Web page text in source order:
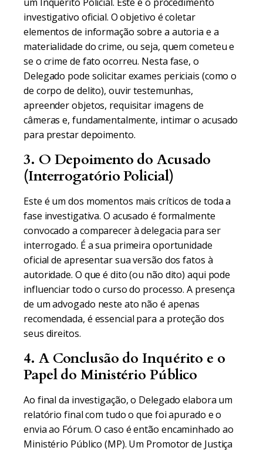
investigativo oficial. O objetivo é coletar
elementos de informação sobre a autoria e a
materialidade do crime, ou seja, quem cometeu e
se o crime de fato ocorreu. Nesta fase, o
Delegado pode solicitar exames periciais (como o
de corpo de delito), ouvir testemunhas,
apreender objetos, requisitar imagens de
câmeras e, fundamentalmente, intimar o acusado
para prestar depoimento.
3. O Depoimento do Acusado
(Interrogatório Policial)
Este é um dos momentos mais críticos de toda a
fase investigativa. O acusado é formalmente
convocado a comparecer à delegacia para ser
interrogado. É a sua primeira oportunidade
oficial de apresentar sua versão dos fatos à
autoridade. O que é dito (ou não dito) aqui pode
influenciar todo o curso do processo. A presença
de um advogado neste ato não é apenas
recomendada, é essencial para a proteção dos
seus direitos.
4. A Conclusão do Inquérito e o
Papel do Ministério Público
Ao final da investigação, o Delegado elabora um
relatório final com tudo o que foi apurado e o
envia ao Fórum. O caso é então encaminhado ao
Ministério Público (MP). Um Promotor de Justiça